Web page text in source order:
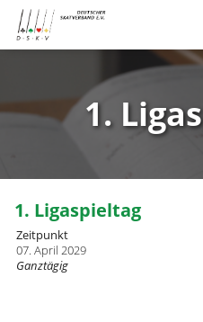
1.
1. Ligaspieltag
Zeitpunkt
07. April 2029
Ganztägig